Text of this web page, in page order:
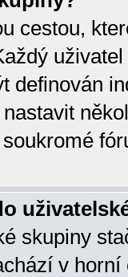
cestou,
definován
skupiny
v horní